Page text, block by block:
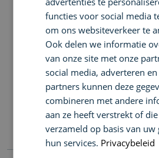
Noten van zilverachtige
akigalawood worden verwarmd door
De adembenemende vitaliteit van
houtsoorten - cederhout, eikenhout
oorsprong in weelderige, amberachtige
Geurcompositie:
Top: Kardemom, Akigalahout, Koenjit
Hart: Eik, Wierook, Iris, Wit Sandelhout,
Basis: Amber, Vanille
functies voor social media
om ons websiteverkeer te
Ook delen we informatie
van onze site met onze
social media, adverteren en
partners kunnen deze
combineren met andere
aan ze heeft verstrekt of
verzameld op basis van uw
hun services. Privacybeleid